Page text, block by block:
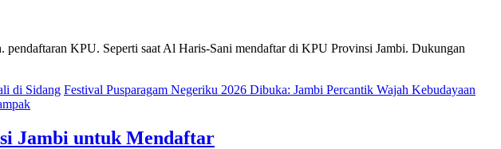
KPU. Seperti saat Al Haris-Sani mendaftar di KPU Provinsi Jambi. Dukungan
di Sidang Festival Pusparagam Negeriku 2026 Dibuka: Jambi Percantik Wajah Kebudayaan
Jambi untuk Mendaftar